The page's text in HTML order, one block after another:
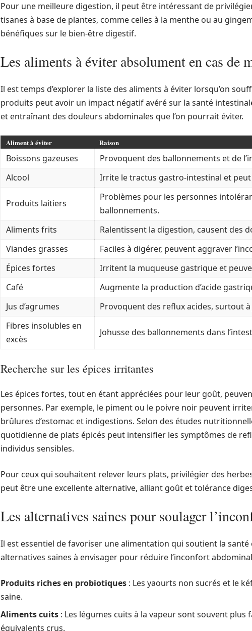
Pour une meilleure digestion, il peut être intéressant de
tisanes à base de plantes, comme celles à la menthe ou au
bénéfiques sur le bien-être digestif.
Les aliments à éviter absolument en cas de
Il est temps d’explorer la liste des aliments à éviter lorsqu’on
produits peut avoir un impact négatif avéré sur la santé
et entraînant des douleurs abdominales que l’on pourrait éviter.
Aliment à éviter Raison
Boissons gazeuses
Provoquent des ballonnements et de
Alcool
Irrite le tractus gastro-intestinal et
Produits laitiers
Problèmes pour les personnes
ballonnements.
Aliments frits
Ralentissent la digestion, causent des
Viandes grasses
Faciles à digérer, peuvent aggraver
Épices fortes
Irritent la muqueuse gastrique et
Café
Augmente la production d’acide
Jus d’agrumes
Provoquent des reflux acides, surtout à
Fibres insolubles en
excès
Johusse des ballonnements dans
Recherche sur les épices irritantes
Les épices fortes, tout en étant appréciées pour leur goût,
personnes. Par exemple, le piment ou le poivre noir peuvent
brûlures d’estomac et indigestions. Selon des études
quotidienne de plats épicés peut intensifier les symptômes de
individus sensibles.
Pour ceux qui souhaitent relever leurs plats, privilégier des
peut être une excellente alternative, alliant goût et tolérance
Les alternatives saines pour soulager
Il est essentiel de favoriser une alimentation qui soutient la santé
alternatives saines à envisager pour réduire l’inconfort
Produits riches en probiotiques : Les yaourts non sucrés et le
saine.
Aliments cuits : Les légumes cuits à la vapeur sont souvent plus
équivalents crus.